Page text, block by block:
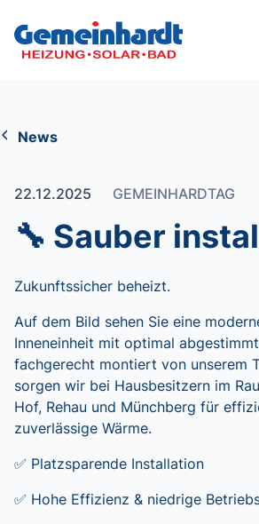
News
22.12.2025 GEMEINHARDTAG
🔧 Sauber
Zukunftssicher beheizt.
Auf dem Bild sehen Sie eine
Inneneinheit mit optimal
fachgerecht montiert von unserem
sorgen wir bei Hausbesitzern im
Hof, Rehau und Münchberg für
zuverlässige Wärme.
✅ Platzsparende Installation
✅ Hohe Effizienz & niedrige